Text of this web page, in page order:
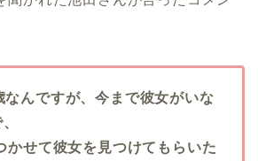
なんですが、今まで彼女がいな
かせて彼女を見つけてもらいた